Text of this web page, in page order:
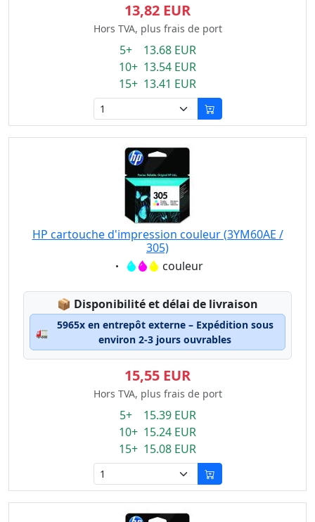
13,82 EUR
Hors TVA, plus frais de port
5+ 13.68 EUR
10+ 13.54 EUR
15+ 13.41 EUR
HP cartouche d'impression couleur (3YM60AE /
305)
Eigenschaft:couleur
📦 Lagerstatus:
Disponibilité et délai de livraison
🚛
5965x en entrepôt externe – Expédition sous
environ 2-3 jours ouvrables
15,55 EUR
Hors TVA, plus frais de port
5+ 15.39 EUR
10+ 15.24 EUR
15+ 15.08 EUR